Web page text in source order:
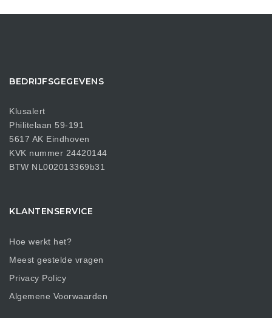
BEDRIJFSGEGEVENS
Klusalert
Philitelaan 59-191
5617 AK Eindhoven
KVK nummer 24420144
BTW NL002013369b31
KLANTENSERVICE
Hoe werkt het?
Meest gestelde vragen
Privacy Policy
Algemene Voorwaarden